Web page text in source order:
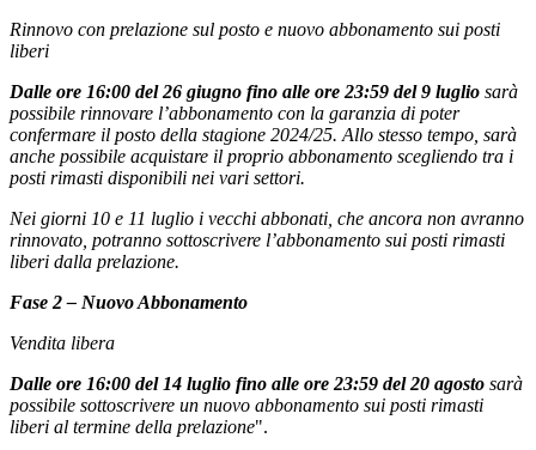
Rinnovo con prelazione sul posto e nuovo abbonamento sui posti
liberi
Dalle ore 16:00 del 26 giugno fino alle ore 23:59 del 9 luglio sarà
possibile rinnovare l’abbonamento con la garanzia di poter
confermare il posto della stagione 2024/25. Allo stesso tempo, sarà
anche possibile acquistare il proprio abbonamento scegliendo tra i
posti rimasti disponibili nei vari settori.
Nei giorni 10 e 11 luglio i vecchi abbonati, che ancora non avranno
rinnovato, potranno sottoscrivere l’abbonamento sui posti rimasti
liberi dalla prelazione.
Fase 2 – Nuovo Abbonamento
Vendita libera
Dalle ore 16:00 del 14 luglio fino alle ore 23:59 del 20 agosto sarà
possibile sottoscrivere un nuovo abbonamento sui posti rimasti
liberi al termine della prelazione".